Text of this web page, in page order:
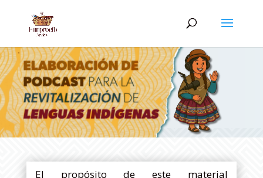
El propósito de este material